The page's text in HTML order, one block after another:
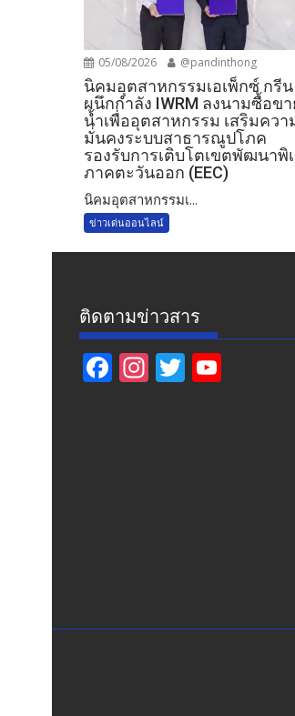
05/08/2026 @pandinthong
​นิคมอุตสาหกรรมเอเพ็กซ์ กรีน
ผนึกกำลัง IWRM ลงนามซื้อขา
น้ำเพื่ออุตสาหกรรม เสริมควา
มั่นคงระบบสาธารณูปโภค
รองรับการเติบโตเขตพัฒนาพิ
ภาคตะวันออก (EEC)
​นิคมอุตสาหกรรมเ...
ข่าวเด่นออนไลน์
ติดตามข่าวสาร
F In T